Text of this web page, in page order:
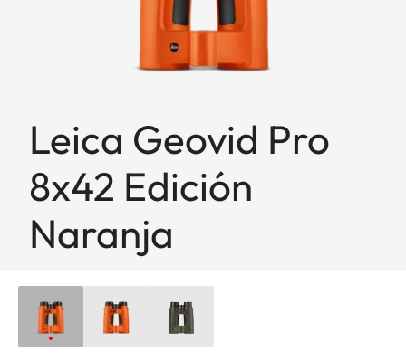
Leica Geovid Pro
8x42 Edición
Naranja